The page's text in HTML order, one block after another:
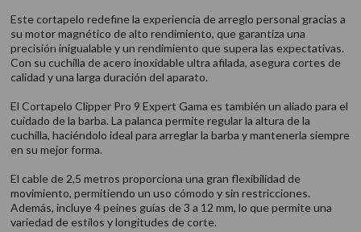
Este cortapelo redefine la experiencia de arreglo personal gracias a
su motor magnético de alto rendimiento, que garantiza una
precisión inigualable y un rendimiento que supera las expectativas.
Con su cuchilla de acero inoxidable ultra afilada, asegura cortes de
calidad y una larga duración del aparato.
El Cortapelo Clipper Pro 9 Expert Gama es también un aliado para el
cuidado de la barba. La palanca permite regular la altura de la
cuchilla, haciéndolo ideal para arreglar la barba y mantenerla siempre
en su mejor forma.
El cable de 2,5 metros proporciona una gran flexibilidad de
movimiento, permitiendo un uso cómodo y sin restricciones.
Además, incluye 4 peines guías de 3 a 12 mm, lo que permite una
variedad de estilos y longitudes de corte.